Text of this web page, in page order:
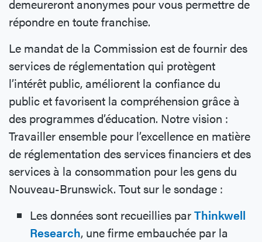
demeureront anonymes pour vous permettre de
répondre en toute franchise.
Le mandat de la Commission est de fournir des
services de réglementation qui protègent
l’intérêt public, améliorent la confiance du
public et favorisent la compréhension grâce à
des programmes d’éducation. Notre vision :
Travailler ensemble pour l’excellence en matière
de réglementation des services financiers et des
services à la consommation pour les gens du
Nouveau-Brunswick. Tout sur le sondage :
Les données sont recueillies parThinkwell
Research, une firme embauchée par la